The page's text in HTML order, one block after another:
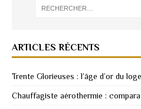
ARTICLES RÉCENTS
Trente Glorieuses : l’âge d’or du
Chauffagiste aérothermie :